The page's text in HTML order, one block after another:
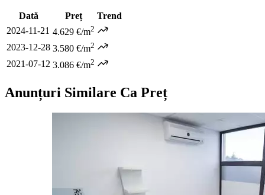
Dată Preț
Trend
2024-11-21 4.629 €/m2
2023-12-28 3.580 €/m2
2021-07-12 3.086 €/m2
Anunțuri Similare Ca Preț